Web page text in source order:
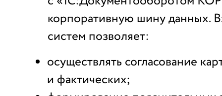
корпоративную шину данных.
систем позволяет:
осуществлять согласование
и фактических;